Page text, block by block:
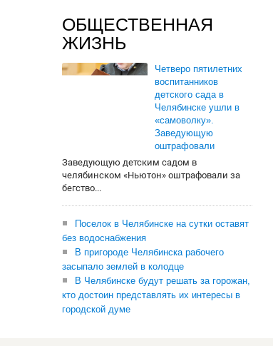
ОБЩЕСТВЕННАЯ
ЖИЗНЬ
Четверо пятилетних
воспитанников
детского сада в
Челябинске ушли в
«самоволку».
Заведующую
оштрафовали
Заведующую детским садом в
челябинском «Ньютон» оштрафовали за
бегство...
Поселок в Челябинске на сутки оставят
без водоснабжения
В пригороде Челябинска рабочего
засыпало землей в колодце
В Челябинске будут решать за горожан,
кто достоин представлять их интересы в
городской думе